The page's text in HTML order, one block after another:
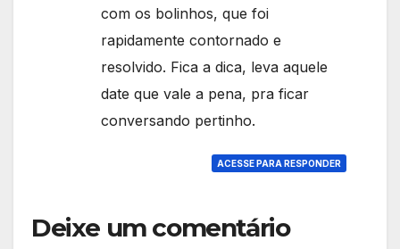
com os bolinhos, que foi
rapidamente contornado e
resolvido. Fica a dica, leva aquele
date que vale a pena, pra ficar
conversando pertinho.
ACESSE PARA RESPONDER
Deixe um comentário